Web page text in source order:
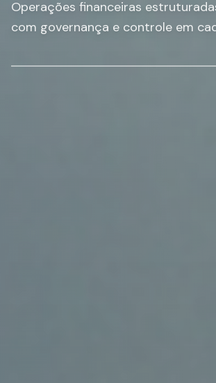
Operações financeiras
com governança e controle em